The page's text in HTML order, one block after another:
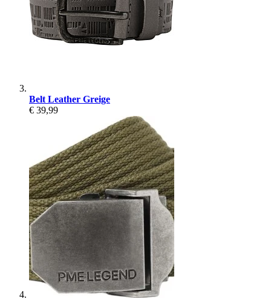
Belt Leather Greige
€ 39,99